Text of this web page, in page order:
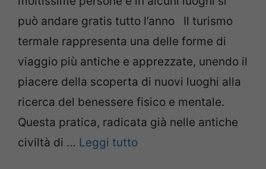
può andare gratis tutto l’anno Il turismo
termale rappresenta una delle forme di
viaggio più antiche e apprezzate, unendo il
piacere della scoperta di nuovi luoghi alla
ricerca del benessere fisico e mentale.
Questa pratica, radicata già nelle antiche
civiltà di … Leggi tutto